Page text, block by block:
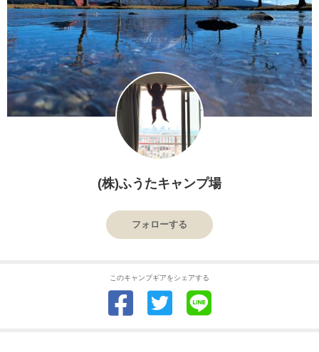
(株)ふうたキャンプ場
フォローする
このキャンプギアをシェアする